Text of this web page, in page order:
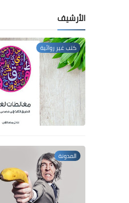
الأرشيف
كتب غير روائية
المدونة